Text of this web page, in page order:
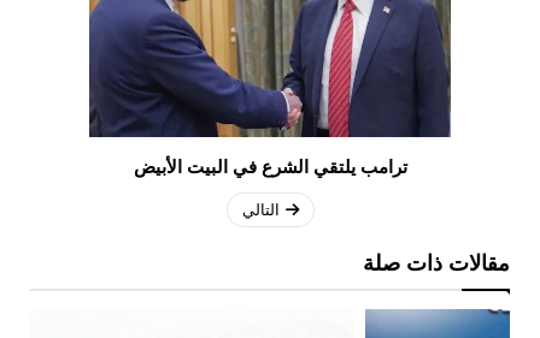
ترامب يلتقي الشرع في البيت الأبيض
التالي
مقالات ذات صلة